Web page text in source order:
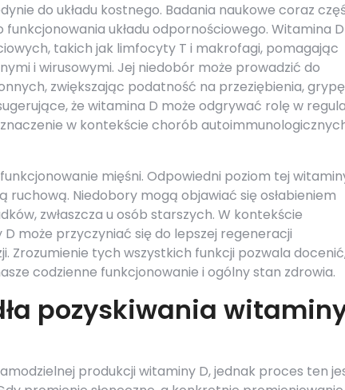
do układu kostnego. Badania naukowe coraz
układu odpornościowego. Witamina D
takich jak limfocyty T i makrofagi, pomagając
i wirusowymi. Jej niedobór może prowadzić do
zwiększając podatność na przeziębienia,
że witamina D może odgrywać rolę w
w kontekście chorób
mięśni. Odpowiedni poziom tej
ruchową. Niedobory mogą objawiać się osłabieniem
zwłaszcza u osób starszych. W kontekście
może przyczyniać się do lepszej regeneracji
Zrozumienie tych wszystkich funkcji pozwala
codzienne funkcjonowanie i ogólny stan zdrowia.
pozyskiwania
produkcji witaminy D, jednak proces ten